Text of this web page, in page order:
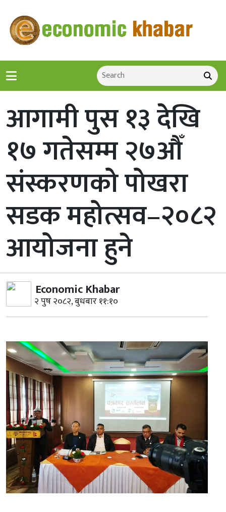
आगामी पुस १३ देखि
१७ गतेसम्म २७औँ
संस्करणको पोखरा
सडक महोत्सव–२०८२
आयोजना हुने
Economic Khabar
२ पुष २०८२, बुधबार ११:१०